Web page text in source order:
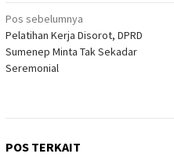
Navigasi
pos
Pos sebelumnya
Pelatihan Kerja Disorot, DPRD
Sumenep Minta Tak Sekadar
Seremonial
POS TERKAIT